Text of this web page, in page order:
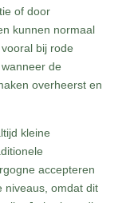
of door
kunnen normaal
bij rode
de
overheerst en
kleine
accepteren
niveaus, omdat dit